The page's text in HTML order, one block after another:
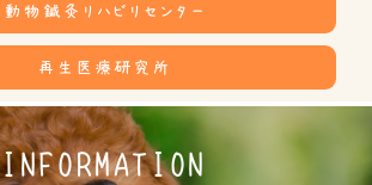
動物鍼灸リハビリセンター
再生医療研究所
INFORMATION